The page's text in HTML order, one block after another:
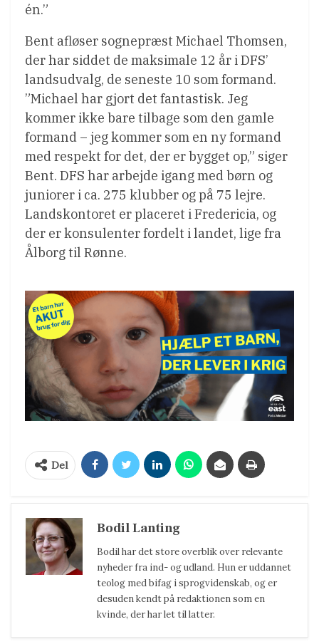
én.”
Bent afløser sognepræst Michael Thomsen,
der har siddet de maksimale 12 år i DFS’
landsudvalg, de seneste 10 som formand.
”Michael har gjort det fantastisk. Jeg
kommer ikke bare tilbage som den gamle
formand – jeg kommer som en ny formand
med respekt for det, der er bygget op,” siger
Bent. DFS har arbejde igang med børn og
juniorer i ca. 275 klubber og på 75 lejre.
Landskontoret er placeret i Fredericia, og
der er konsulenter fordelt i landet, lige fra
Ålborg til Rønne.
Del
Bodil Lanting
Bodil har det store overblik over relevante
nyheder fra ind- og udland. Hun er uddannet
teolog med bifag i sprogvidenskab, og er
desuden kendt på redaktionen som en
kvinde, der har let til latter.